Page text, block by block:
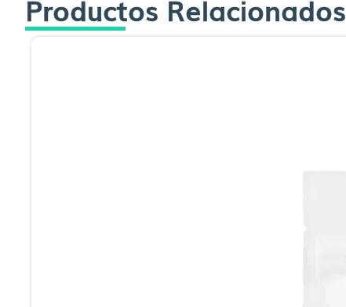
Productos Relacionados